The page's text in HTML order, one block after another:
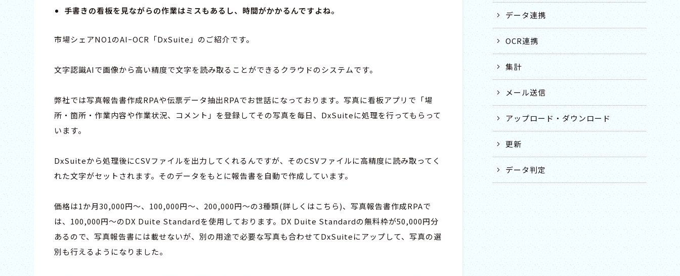
手書きの看板を見ながらの作業はミスもあるし、時間がかかるんですよね。
市場シェアNO1のAIｰOCR「DxSuite 」のご紹介です。
文字認識AIで画像から高い精度で文字を読み取ることができるクラウドのシステムです。
弊社では写真報告書作成RPAや伝票データ抽出RPAでお世話になっております。写真に看板アプリで「場
所・箇所・作業内容や作業状況、コメント」を登録してその写真を毎日、DxSuiteに処理を行ってもらって
います。
DxSuiteから処理後にCSVファイルを出力してくれるんですが、そのCSVファイルに高精度に読み取ってく
れた文字がセットされます。そのデータをもとに報告書を自動で作成しています。
価格は1か月30,000円～、100,000円～、200,000円～の3種類(詳しくはこちら)、写真報告書作成RPAで
は、100,000円～のDX Duite Standardを使用しております。DX Duite Standardの無料枠が50,000円分
あるので、写真報告書には載せないが、別の用途で必要な写真も合わせてDxSuiteにアップして、写真の選
別も行えるようになりました。
データ連携
OCR連携
集計
メール送信
アップロード・ダウンロード
更新
データ判定